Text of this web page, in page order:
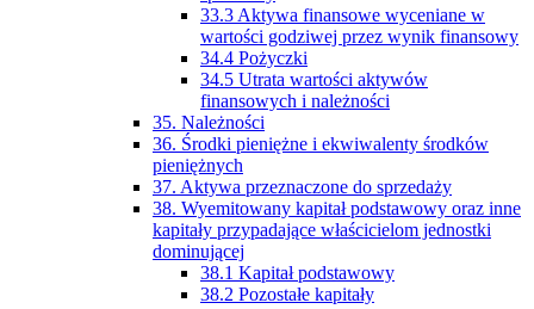
33.3 Aktywa finansowe wyceniane w
wartości godziwej przez wynik finansowy
34.4 Pożyczki
34.5 Utrata wartości aktywów
finansowych i należności
35. Należności
36. Środki pieniężne i ekwiwalenty środków
pieniężnych
37. Aktywa przeznaczone do sprzedaży
38. Wyemitowany kapitał podstawowy oraz inne
kapitały przypadające właścicielom jednostki
dominującej
38.1 Kapitał podstawowy
38.2 Pozostałe kapitały